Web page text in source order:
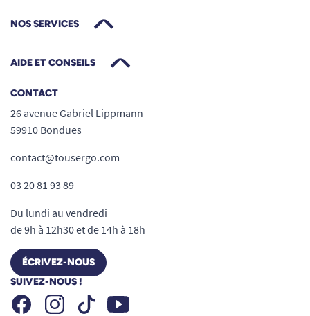
NOS SERVICES
AIDE ET CONSEILS
CONTACT
26 avenue Gabriel Lippmann
59910 Bondues
contact@tousergo.com
03 20 81 93 89
Du lundi au vendredi
de 9h à 12h30 et de 14h à 18h
ÉCRIVEZ-NOUS
SUIVEZ-NOUS !
FacebookInstagramTiktok Youtube